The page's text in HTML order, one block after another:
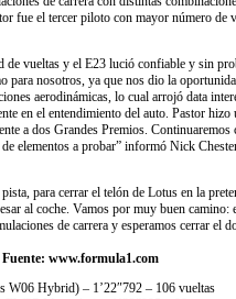
fue el tercer piloto con mayor número de
de vueltas y el E23 lució confiable y sin
para nosotros, ya que nos dio la
aerodinámicas, lo cual arrojó data
en el entendimiento del auto. Pastor hizo
a dos Grandes Premios. Continuaremos
elementos a probar” informó Nick
para cerrar el telón de Lotus en la
al coche. Vamos por muy buen camino:
de carrera y esperamos cerrar el
www.formula1.com
W06 Hybrid) – 1’22″792 – 106 vueltas